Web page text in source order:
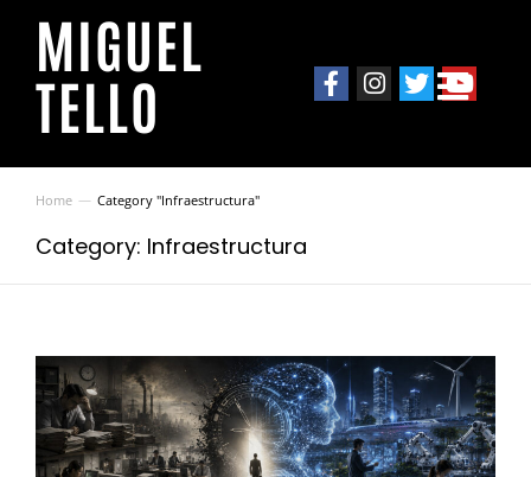
MIGUEL
TELLO
You are here:
Home Category "Infraestructura"
Category: Infraestructura